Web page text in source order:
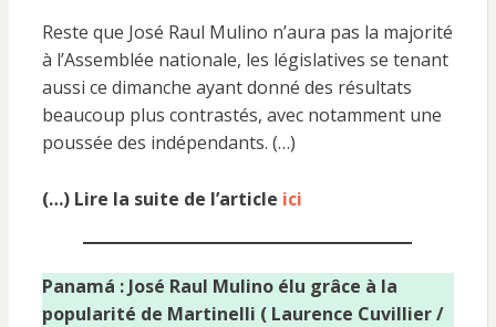
Reste que José Raul Mulino n’aura pas la majorité
à l’Assemblée nationale, les législatives se tenant
aussi ce dimanche ayant donné des résultats
beaucoup plus contrastés, avec notamment une
poussée des indépendants. (…)
(…) Lire la suite de l’article ici
Panamá : José Raul Mulino élu grâce à la
popularité de Martinelli ( Laurence Cuvillier /